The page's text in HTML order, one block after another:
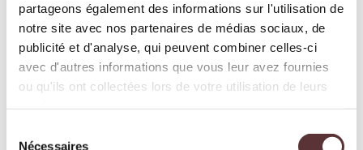
partageons également des informations sur l'utilisation de
notre site avec nos partenaires de médias sociaux, de
publicité et d'analyse, qui peuvent combiner celles-ci
avec d'autres informations que vous leur avez fournies
ou qu'ils ont collectées lors de votre utilisation de leurs
Nécessaires
Une expérience à part, au plus près
des animaux
Pas de bruit, pas de stress, juste le temps de respirer,
Le Camion Brousse électrique offre un autre regard sur